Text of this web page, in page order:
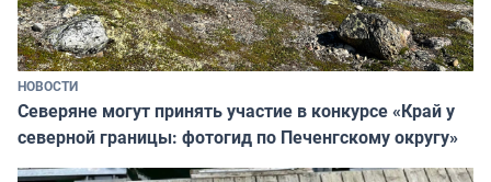
НОВОСТИ
Северяне могут принять участие в конкурсе «Край у
северной границы: фотогид по Печенгскому округу»